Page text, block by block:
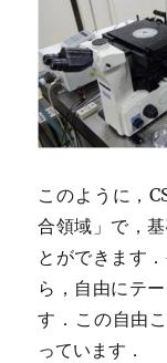
このように，
合領域」で，
とができます
ら，自由にテ
す．この自由
っています．